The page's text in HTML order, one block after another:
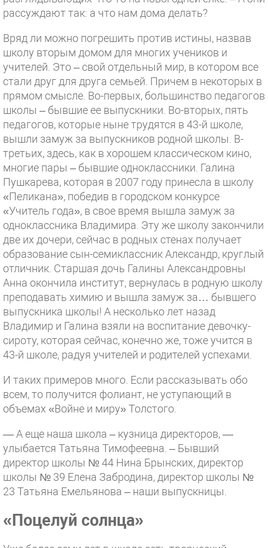
рассуждают так: а что нам дома делать?
Вряд ли можно погрешить против истины, назвав
школу вторым домом для многих учеников и
учителей. Это – свой отдельный мир, в котором все
стали друг для друга семьей. Причем в некоторых в
прямом смысле. Во-первых, большинство педагогов
школы – бывшие ее выпускники. Во-вторых, пять
педагогов, которые ныне трудятся в 43-й школе,
вышли замуж за выпускников родной школы. В-
третьих, здесь, как в хорошем классическом кино,
многие пары – бывшие одноклассники. Галина
Пушкарева, которая в 2007 году принесла в школу
«Пеликана», победив в городском конкурсе
«Учитель года», в свое время вышла замуж за
одноклассника Владимира. Эту же школу закончили
две их дочери, сейчас в родных стенах получает
образование сын-семиклассник Александр, круглый
отличник. Старшая дочь Галины Александровны
Анна окончила институт, вернулась в родную школу
преподавать химию и вышла замуж за… бывшего
выпускника школы! А несколько лет назад
Владимир и Галина взяли на воспитание девочку-
сироту, которая сейчас, конечно же, тоже учится в
43-й школе, радуя учителей и родителей успехами.
И таких примеров много. Если рассказывать обо
всем, то получится фолиант, не уступающий в
объемах «Войне и миру» Толстого.
— А еще наша школа – кузница директоров, —
улыбается Татьяна Тимофеевна. – Бывший
директор школы № 44 Нина Брынских, директор
школы № 39 Елена Забродина, директор школы №
23 Татьяна Емельянова – наши выпускницы.
«Поцелуй солнца»